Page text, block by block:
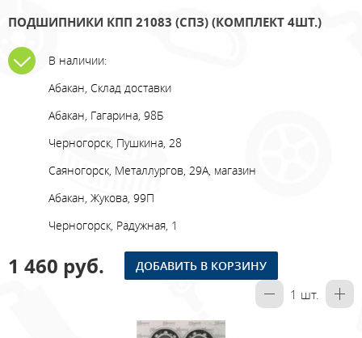
ПОДШИПНИКИ КПП 21083 (СПЗ) (КОМПЛЕКТ 4ШТ.)
В наличии:
Абакан, Склад доставки
Абакан, Гагарина, 98Б
Черногорск, Пушкина, 28
Саяногорск, Металлургов, 29А, магазин
Абакан, Жукова, 99П
Черногорск, Радужная, 1
1 460 руб. ДОБАВИТЬ В КОРЗИНУ
1 шт.